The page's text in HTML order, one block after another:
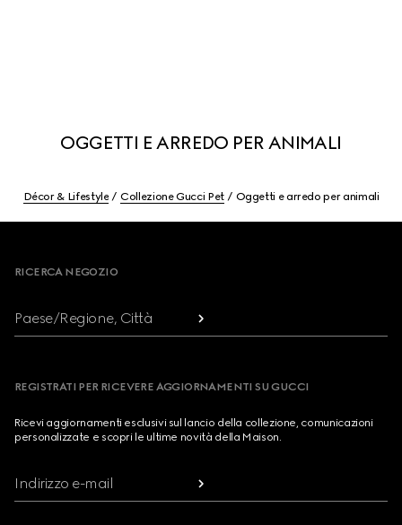
OGGETTI E ARREDO PER ANIMALI
Décor & Lifestyle Collezione Gucci Pet Oggetti e arredo per animali
RICERCA NEGOZIO
Paese/Regione, Città
REGISTRATI PER RICEVERE AGGIORNAMENTI SU GUCCI
Ricevi aggiornamenti esclusivi sul lancio della collezione, comunicazioni
personalizzate e scopri le ultime novità della Maison.
Indirizzo e-mail